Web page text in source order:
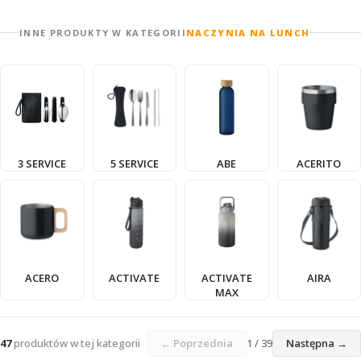
INNE PRODUKTY W KATEGORII NACZYNIA NA LUNCH
3 SERVICE 5 SERVICE ABE ACERITO
ACERO ACTIVATE
ACTIVATE
MAX
AIRA
47produktów w tej kategorii ← Poprzednia 1 / 39 Następna →